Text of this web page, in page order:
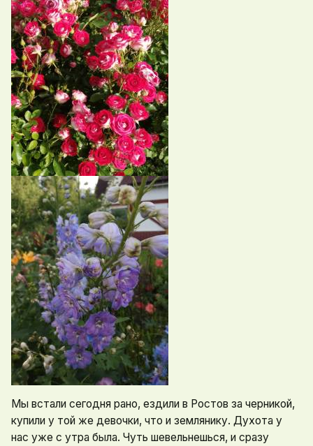
Мы встали сегодня рано, ездили в Ростов за черникой,
купили у той же девочки, что и землянику. Духота у
нас уже с утра была. Чуть шевельнешься, и сразу